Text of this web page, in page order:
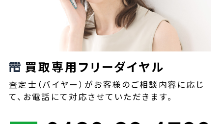
買取専用フリーダイヤル
査定士（バイヤー）がお客様のご相談内容に応じ
て、お電話にて対応させていただきます。